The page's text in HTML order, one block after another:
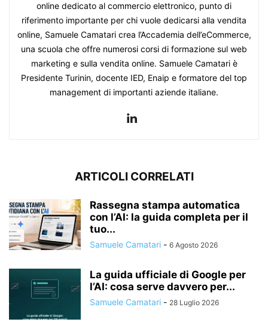
online dedicato al commercio elettronico, punto di
riferimento importante per chi vuole dedicarsi alla vendita
online, Samuele Camatari crea l’Accademia dell’eCommerce,
una scuola che offre numerosi corsi di formazione sul web
marketing e sulla vendita online. Samuele Camatari è
Presidente Turinin, docente IED, Enaip e formatore del top
management di importanti aziende italiane.
ARTICOLI CORRELATI
Rassegna stampa automatica
con l’AI: la guida completa per il
tuo...
Samuele Camatari - 6 Agosto 2026
La guida ufficiale di Google per
l’AI: cosa serve davvero per...
Samuele Camatari - 28 Luglio 2026